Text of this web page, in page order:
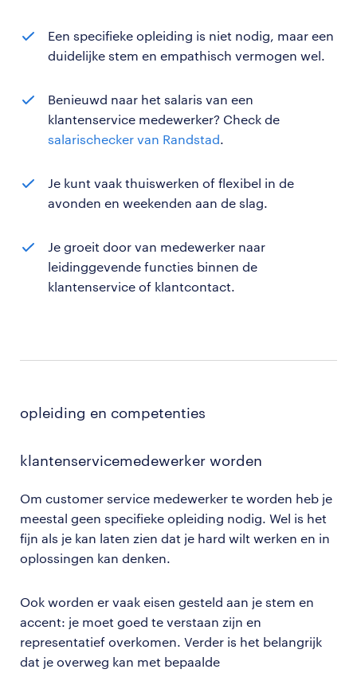
Een specifieke opleiding is niet nodig, maar een
duidelijke stem en empathisch vermogen wel.
Benieuwd naar het salaris van een
klantenservice medewerker? Check de
salarischecker van Randstad.
Je kunt vaak thuiswerken of flexibel in de
avonden en weekenden aan de slag.
Je groeit door van medewerker naar
leidinggevende functies binnen de
klantenservice of klantcontact.
opleiding en competenties
klantenservicemedewerker worden
Om customer service medewerker te worden heb je
meestal geen specifieke opleiding nodig. Wel is het
fijn als je kan laten zien dat je hard wilt werken en in
oplossingen kan denken.
Ook worden er vaak eisen gesteld aan je stem en
accent: je moet goed te verstaan zijn en
representatief overkomen. Verder is het belangrijk
dat je overweg kan met bepaalde